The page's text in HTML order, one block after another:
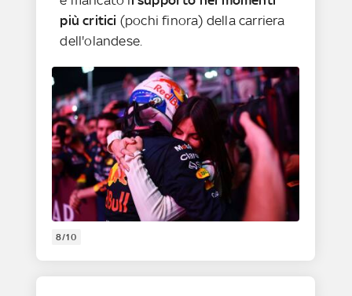
più critici (pochi finora) della carriera
dell'olandese.
8/10